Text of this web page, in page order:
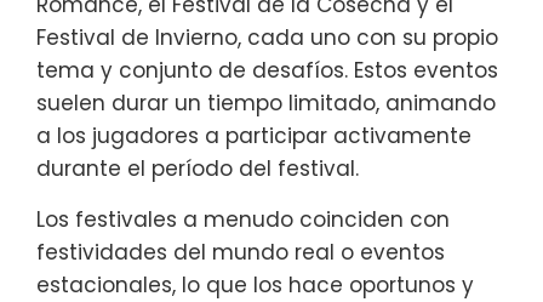
Festival de Invierno, cada uno con su propio
tema y conjunto de desafíos. Estos eventos
suelen durar un tiempo limitado, animando
a los jugadores a participar activamente
durante el período del festival.
Los festivales a menudo coinciden con
festividades del mundo real o eventos
estacionales, lo que los hace oportunos y